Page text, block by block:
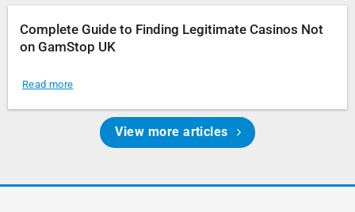
Complete Guide to Finding Legitimate Casinos Not
on GamStop UK
Read more
View more articles